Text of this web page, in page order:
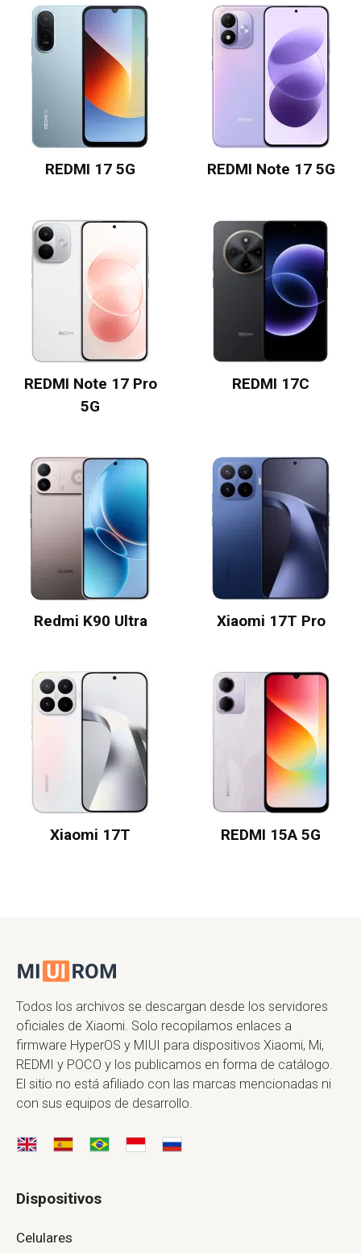
REDMI 17 5G REDMI Note 17 5G
REDMI Note 17 Pro
5G
REDMI 17C
Redmi K90 Ultra Xiaomi 17T Pro
Xiaomi 17T REDMI 15A 5G
Todos los archivos se descargan desde los servidores
oficiales de Xiaomi. Solo recopilamos enlaces a
firmware HyperOS y MIUI para dispositivos Xiaomi, Mi,
REDMI y POCO y los publicamos en forma de catálogo.
El sitio no está afiliado con las marcas mencionadas ni
con sus equipos de desarrollo.
Dispositivos
Celulares